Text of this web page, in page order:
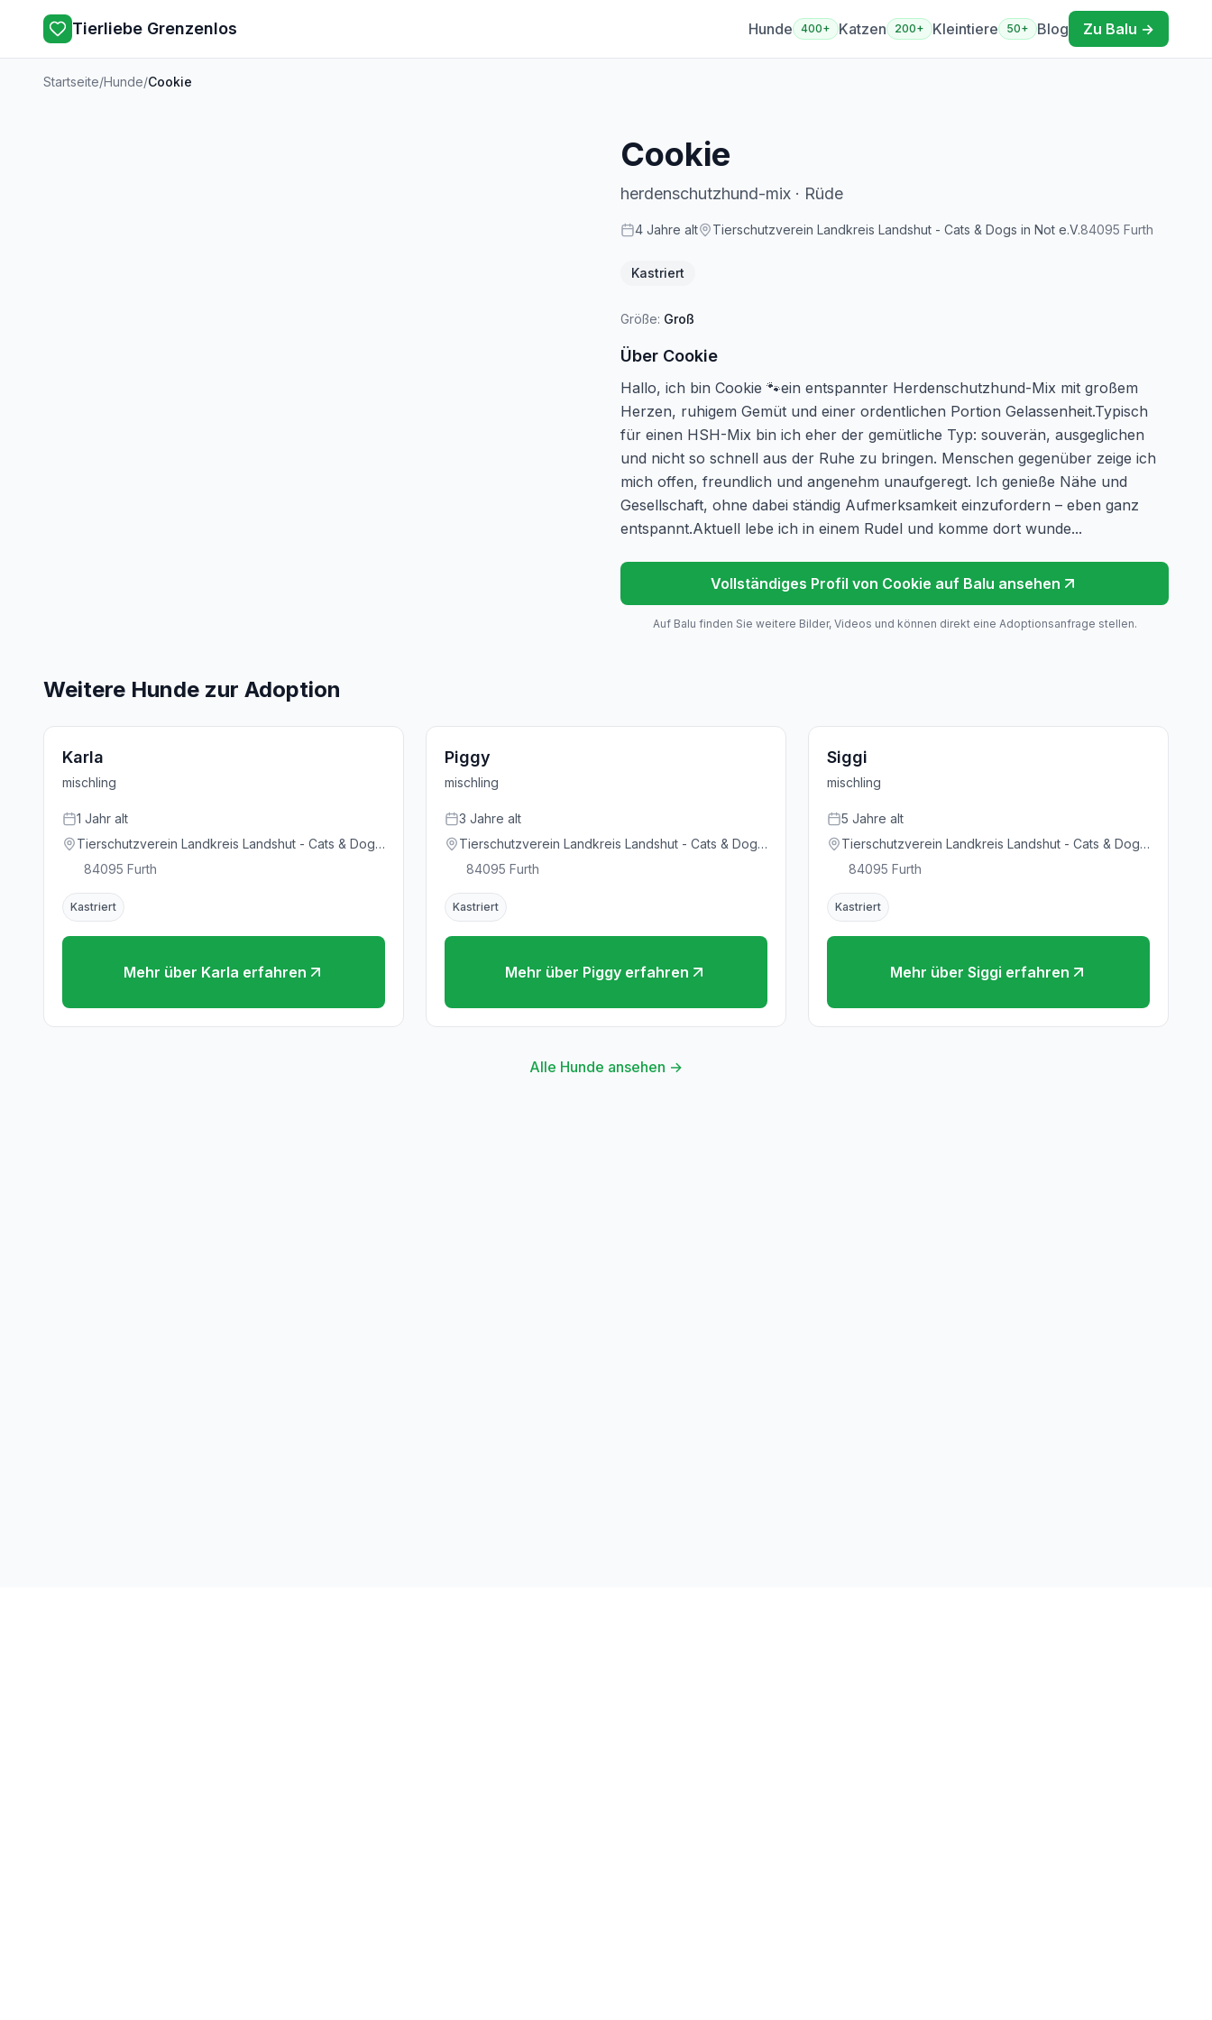
Tierliebe Grenzenlos Hunde 400+ Katzen 200+ Kleintiere 50+ Blog Zu Balu →
Startseite/Hunde/Cookie
Cookie
herdenschutzhund-mix · Rüde
4 Jahre alt Tierschutzverein Landkreis Landshut - Cats & Dogs in Not e.V.84095 Furth
Kastriert
Größe: Groß
Über Cookie
Hallo, ich bin Cookie 🐾ein entspannter Herdenschutzhund-Mix mit großem
Herzen, ruhigem Gemüt und einer ordentlichen Portion Gelassenheit.Typisch
für einen HSH-Mix bin ich eher der gemütliche Typ: souverän, ausgeglichen
und nicht so schnell aus der Ruhe zu bringen. Menschen gegenüber zeige ich
mich offen, freundlich und angenehm unaufgeregt. Ich genieße Nähe und
Gesellschaft, ohne dabei ständig Aufmerksamkeit einzufordern – eben ganz
entspannt.Aktuell lebe ich in einem Rudel und komme dort wunde...
Vollständiges Profil von Cookie auf Balu ansehen
Auf Balu finden Sie weitere Bilder, Videos und können direkt eine Adoptionsanfrage stellen.
Weitere Hunde zur Adoption
Karla
mischling
1 Jahr alt
Tierschutzverein Landkreis Landshut - Cats & Dogs
in Not e.V.
84095 Furth
Kastriert
Mehr über Karla erfahren
Piggy
mischling
3 Jahre alt
Tierschutzverein Landkreis Landshut - Cats & Dogs
in Not e.V.
84095 Furth
Kastriert
Mehr über Piggy erfahren
Siggi
mischling
5 Jahre alt
Tierschutzverein Landkreis Landshut - Cats & Dogs
in Not e.V.
84095 Furth
Kastriert
Mehr über Siggi erfahren
Alle Hunde ansehen →